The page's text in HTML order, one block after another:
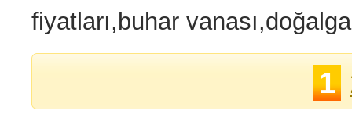
fiyatları,buhar
1